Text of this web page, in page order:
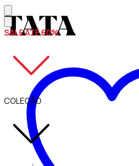
SALE ATÉ 60%
COLEÇÃO